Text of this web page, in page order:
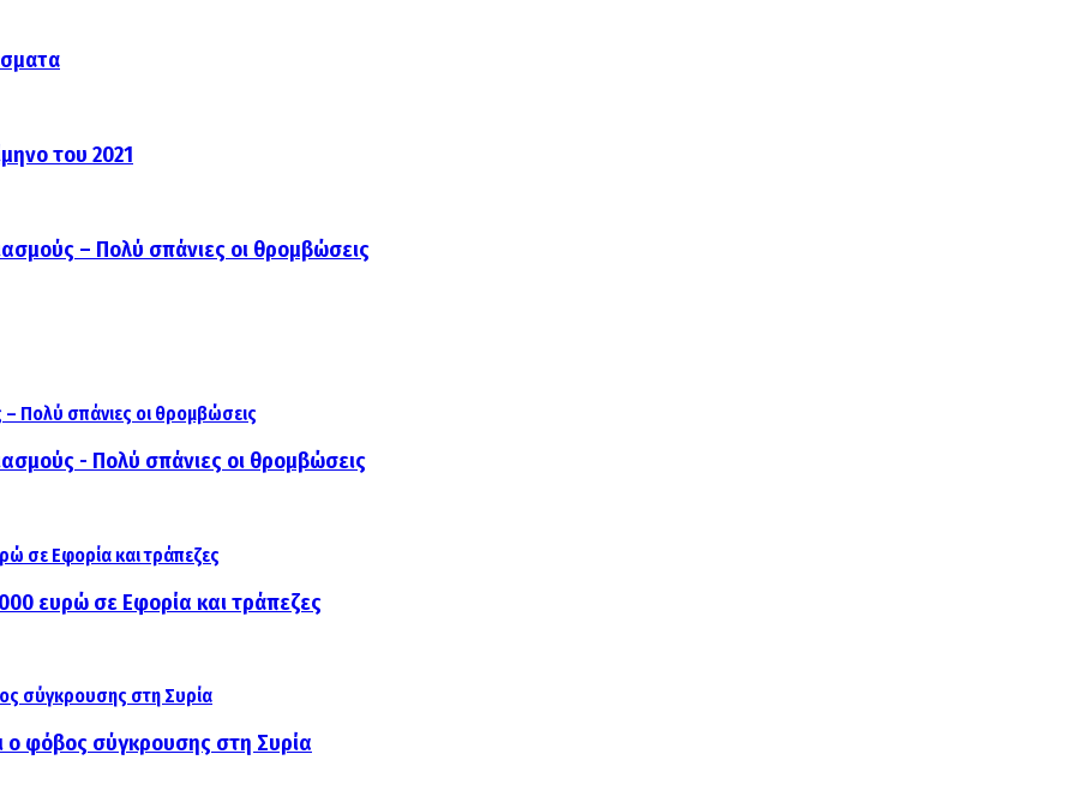
του 2021
– Πολύ σπάνιες οι θρομβώσεις
- Πολύ σπάνιες οι θρομβώσεις
ευρώ σε Εφορία και τράπεζες
ο φόβος σύγκρουσης στη Συρία